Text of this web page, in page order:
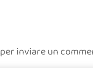
per inviare un